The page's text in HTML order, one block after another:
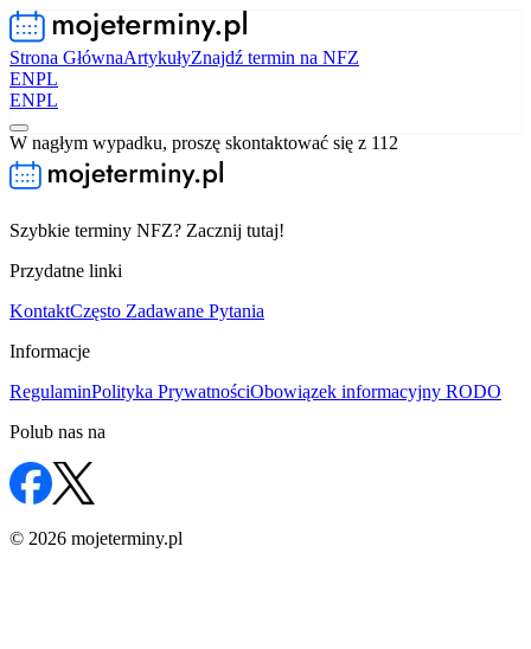
Strona GłównaArtykułyZnajdź termin na NFZ
ENPL
ENPL
W nagłym wypadku, proszę skontaktować się z 112
Szybkie terminy NFZ? Zacznij tutaj!
Przydatne linki
KontaktCzęsto Zadawane Pytania
Informacje
RegulaminPolityka PrywatnościObowiązek informacyjny RODO
Polub nas na
© 2026 mojeterminy.pl